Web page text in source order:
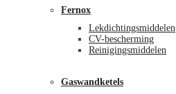
Fernox
Lekdichtingsmiddelen
CV-bescherming
Reinigingsmiddelen
Gaswandketels